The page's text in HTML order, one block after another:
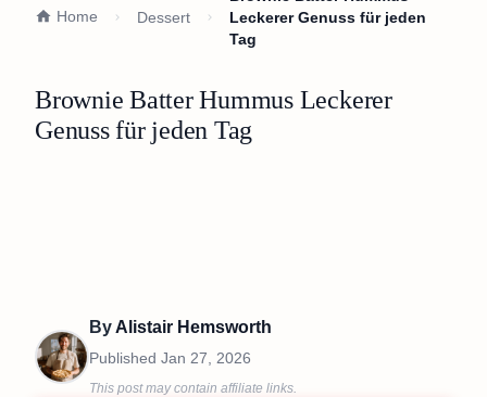
Home Dessert
Leckerer Genuss für jeden
Tag
Brownie Batter Hummus Leckerer
Genuss für jeden Tag
ByAlistair Hemsworth
Published Jan 27, 2026
This post may contain affiliate links.